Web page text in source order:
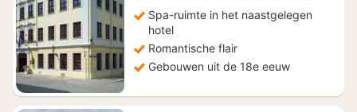
Spa-ruimte in het naastgelegen
hotel
Romantische flair
Gebouwen uit de 18e eeuw